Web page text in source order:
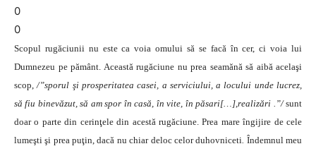
0
0
Scopul rugăciunii nu este ca voia omului să se facă în cer, ci voia lui
Dumnezeu pe pământ. Această rugăciune nu prea seamănă să aibă acelaşi
scop,/”sporul şi prosperitatea casei, a serviciului, a locului unde lucrez,
să fiu binevăzut, să am spor în casă, în vite, în păsari[…],realizări .”/sunt
doar o parte din cerinţele din acestă rugăciune. Prea mare îngijire de cele
lumeşti şi prea puţin, dacă nu chiar deloc celor duhovniceti. Îndemnul meu